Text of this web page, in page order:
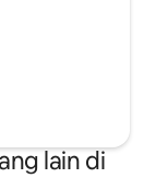
lain di